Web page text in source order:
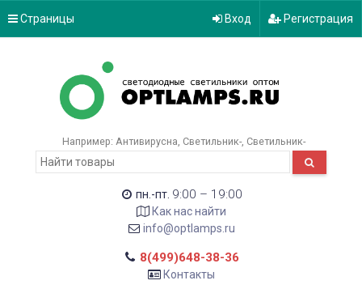
Страницы Вход Регистрация
Например: Антивирусна Светильник- Светильник-
пн.-пт. 9:00 – 19:00
Как нас найти
info@optlamps.ru
8(499)648-38-36
Контакты